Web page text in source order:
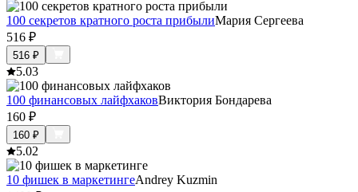
100 секретов кратного роста прибылиМария Сергеева
516 ₽
516 ₽
5.03
100 финансовых лайфхаковВиктория Бондарева
160 ₽
160 ₽
5.02
10 фишек в маркетингеAndrey Kuzmin